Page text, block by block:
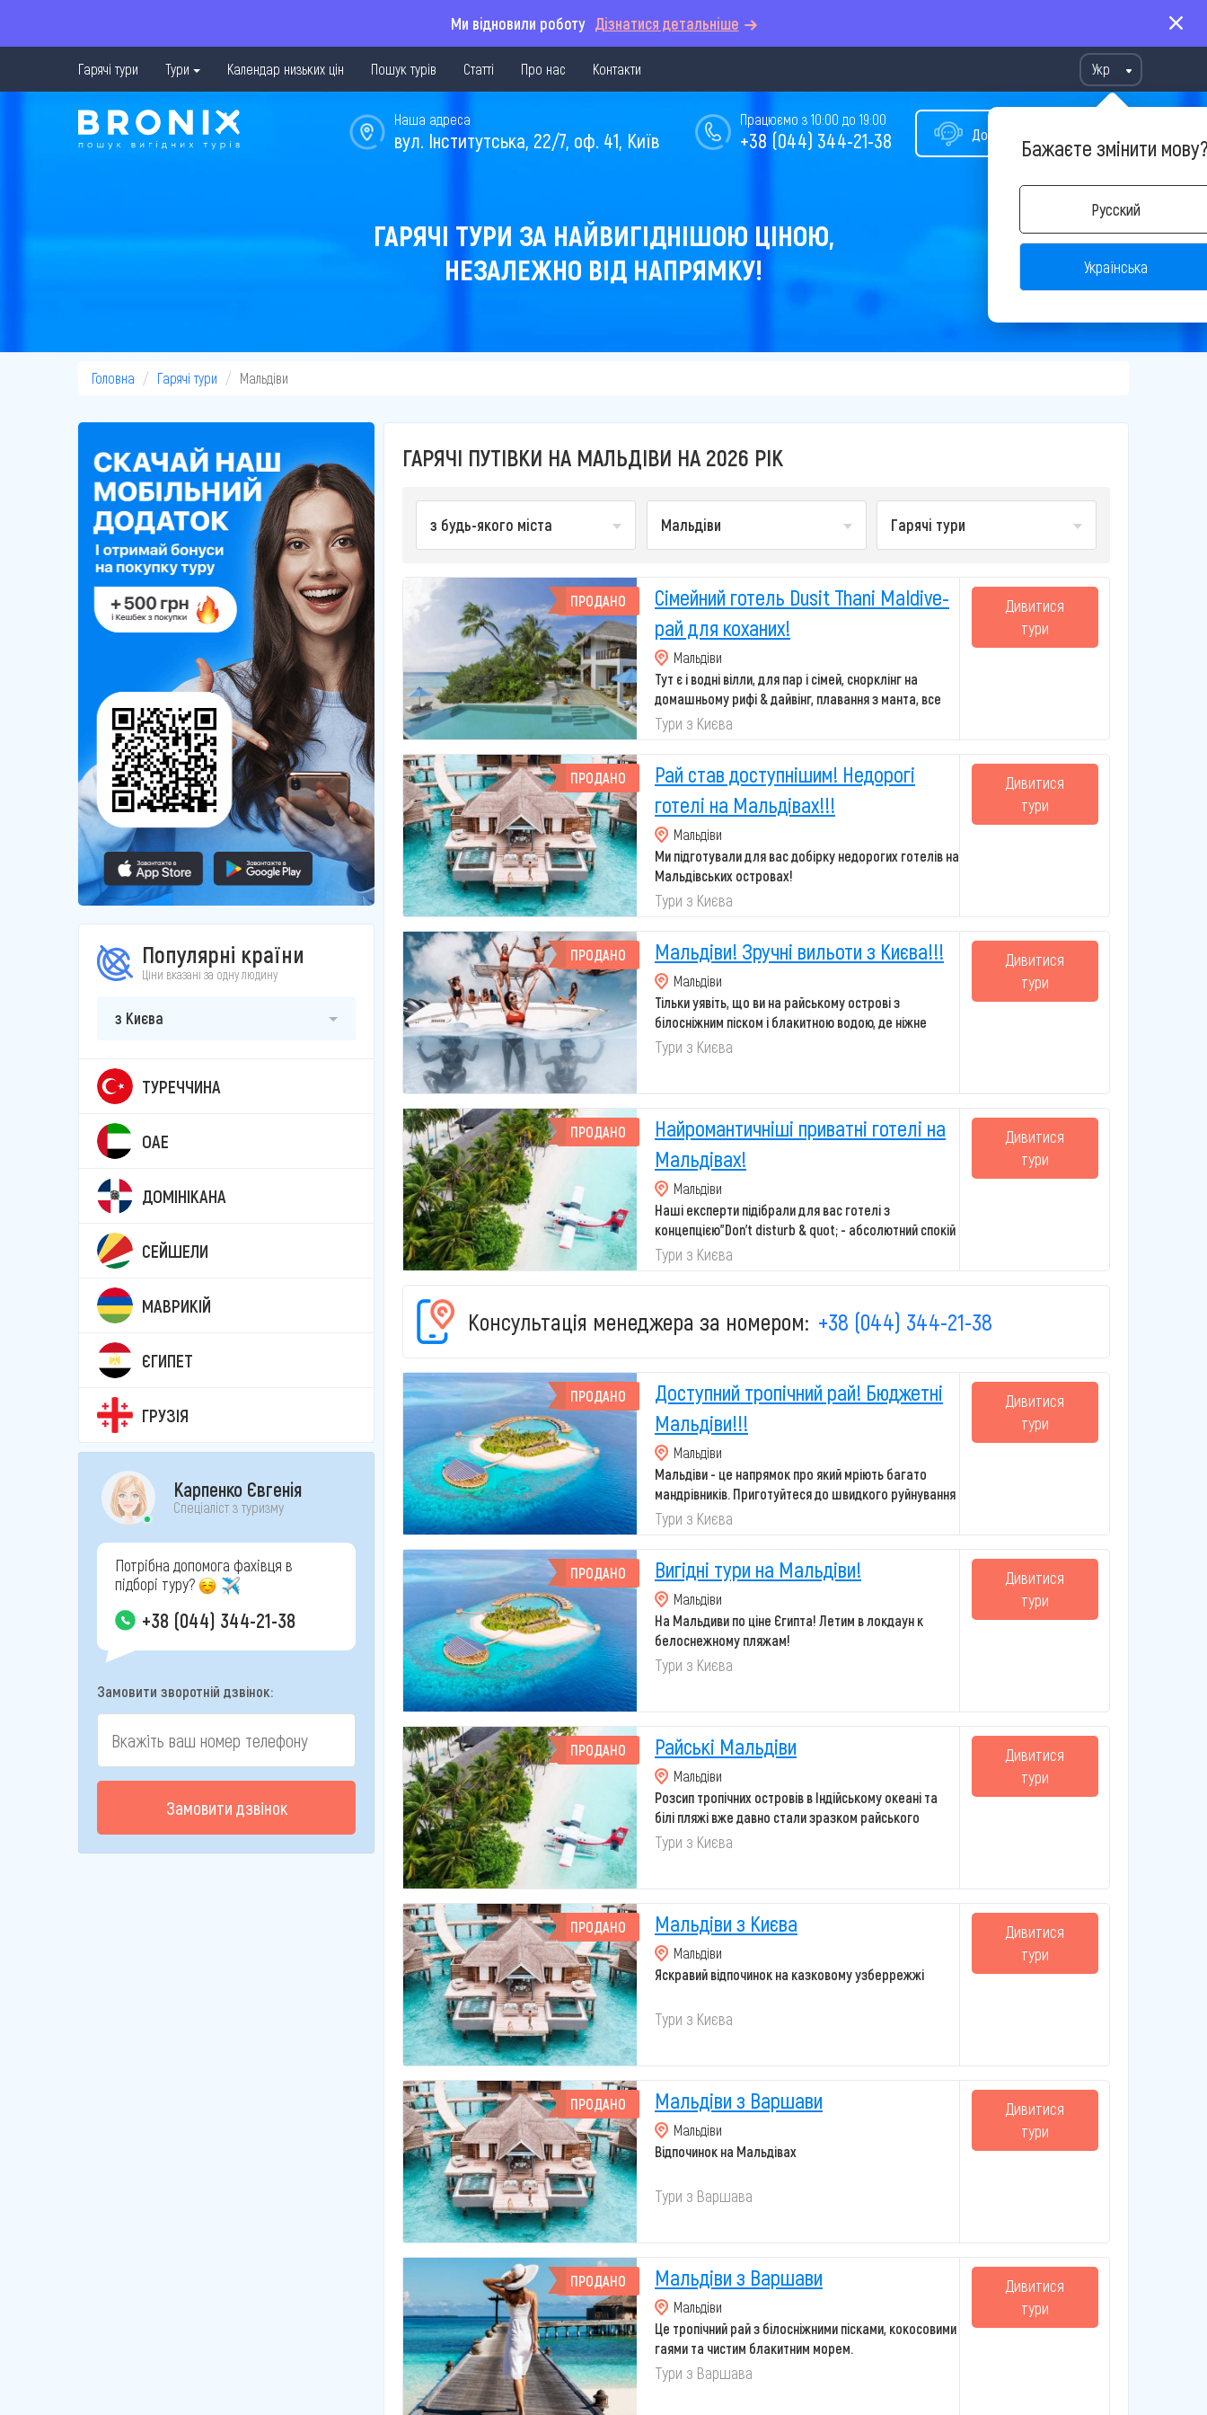
Ми відновили роботу Дізнатися детальніше
Гарячі тури Тури Календар низьких цін Пошук турів Статті Про нас Контакти Укр
Бажаєте змінити
Русский
Українська
Допомога у виборі туру
Працюємо з 10:00 до 19:00
+38 (044) 344-21-38
Наша адреса
вул. Інститутська, 22/7, оф. 41, Київ
ГАРЯЧІ ТУРИ ЗА НАЙВИГІДНІШОЮ ЦІНОЮ,
НЕЗАЛЕЖНО ВІД НАПРЯМКУ!
Головна Гарячі тури Мальдіви
Популярні країни
Ціни вказані за одну людину
з Києва
ТУРЕЧЧИНА
ОАЕ
ДОМІНІКАНА
СЕЙШЕЛИ
МАВРИКІЙ
ЄГИПЕТ
ГРУЗІЯ
Карпенко Євгенія
Спеціаліст з туризму
Потрібна допомога фахівця в
підборі туру?
+38 (044) 344-21-38
Замовити зворотній дзвінок:
Замовити дзвінок
ГАРЯЧІ ПУТІВКИ НА МАЛЬДІВИ НА 2026 РІК
з будь-якого міста Мальдіви Гарячі тури
ПРОДАНО
Сімейний готель Dusit Thani Maldive-
рай для коханих!
Мальдіви
Тут є і водні вілли, для пар і сімей, снорклінг на
домашньому рифі & дайвінг, плавання з манта, все
...
Тури з Києва
Дивитися
тури
ПРОДАНО
Рай став доступнішим! Недорогі
готелі на Мальдівах!!!
Мальдіви
Ми підготували для вас добірку недорогих готелів на
Мальдівських островах!
Якщо ви давно хотіли від...
Тури з Києва
Дивитися
тури
ПРОДАНО Мальдіви! Зручні вильоти з Києва!!!
Мальдіви
Тільки уявіть, що ви на райському острові з
білосніжним піском і блакитною водою, де ніжне
сонце буд...
Тури з Києва
Дивитися
тури
ПРОДАНО
Найромантичніші приватні готелі на
Мальдівах!
Мальдіви
Наші експерти підібрали для вас готелі з
концепцією"Don't disturb & quot; - абсолютний спокій
і умир...
Тури з Києва
Дивитися
тури
Консультація менеджера за номером: +38 (044) 344-21-38
ПРОДАНО
Доступний тропічний рай! Бюджетні
Мальдіви!!!
Мальдіви
Мальдіви - це напрямок про який мріють багато
мандрівників. Приготуйтеся до швидкого руйнування
стер...
Тури з Києва
Дивитися
тури
ПРОДАНО Вигідні тури на Мальдіви!
Мальдіви
На Мальдиви по ціне Єгипта! Летим в локдаун к
белоснежному пляжам!
Тури з Києва
Дивитися
тури
ПРОДАНО Райські Мальдіви
Мальдіви
Розсип тропічних островів в Індійському океані та
білі пляжі вже давно стали зразком райського
відпо...
Тури з Києва
Дивитися
тури
ПРОДАНО Мальдіви з Києва
Мальдіви
Яскравий відпочинок на казковому узберрежжі
Тури з Києва
Дивитися
тури
ПРОДАНО Мальдіви з Варшави
Мальдіви
Відпочинок на Мальдівах
Тури з Варшава
Дивитися
тури
ПРОДАНО Мальдіви з Варшави
Мальдіви
Це тропічний рай з білосніжними пісками, кокосовими
гаями та чистим блакитним морем.
Тури з Варшава
Дивитися
тури